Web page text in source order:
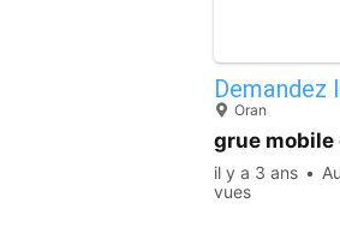
Demandez
Oran
grue
il y a 3 ans
vues